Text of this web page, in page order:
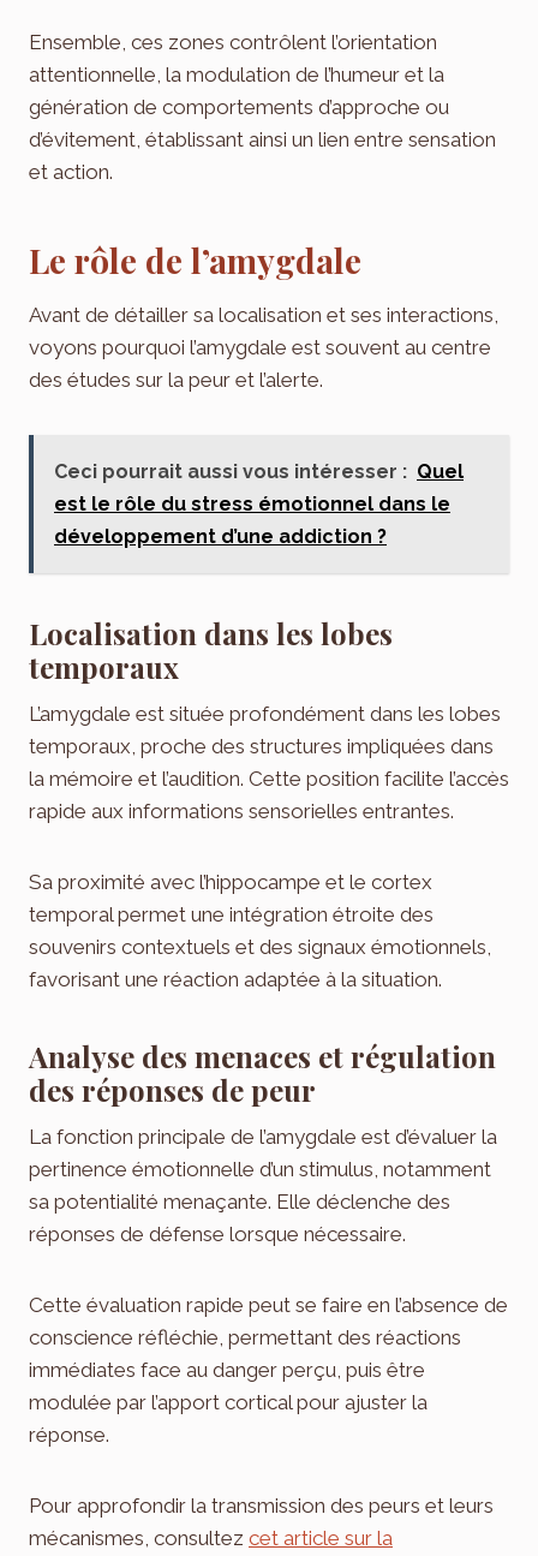
Ensemble, ces zones contrôlent l’orientation
attentionnelle, la modulation de l’humeur et la
génération de comportements d’approche ou
d’évitement, établissant ainsi un lien entre sensation
et action.
Le rôle de l’amygdale
Avant de détailler sa localisation et ses interactions,
voyons pourquoi l’amygdale est souvent au centre
des études sur la peur et l’alerte.
Ceci pourrait aussi vous intéresser : Quel
est le rôle du stress émotionnel dans le
développement d’une addiction ?
Localisation dans les lobes
temporaux
L’amygdale est située profondément dans les lobes
temporaux, proche des structures impliquées dans
la mémoire et l’audition. Cette position facilite l’accès
rapide aux informations sensorielles entrantes.
Sa proximité avec l’hippocampe et le cortex
temporal permet une intégration étroite des
souvenirs contextuels et des signaux émotionnels,
favorisant une réaction adaptée à la situation.
Analyse des menaces et régulation
des réponses de peur
La fonction principale de l’amygdale est d’évaluer la
pertinence émotionnelle d’un stimulus, notamment
sa potentialité menaçante. Elle déclenche des
réponses de défense lorsque nécessaire.
Cette évaluation rapide peut se faire en l’absence de
conscience réfléchie, permettant des réactions
immédiates face au danger perçu, puis être
modulée par l’apport cortical pour ajuster la
réponse.
Pour approfondir la transmission des peurs et leurs
mécanismes, consultez cet article sur la